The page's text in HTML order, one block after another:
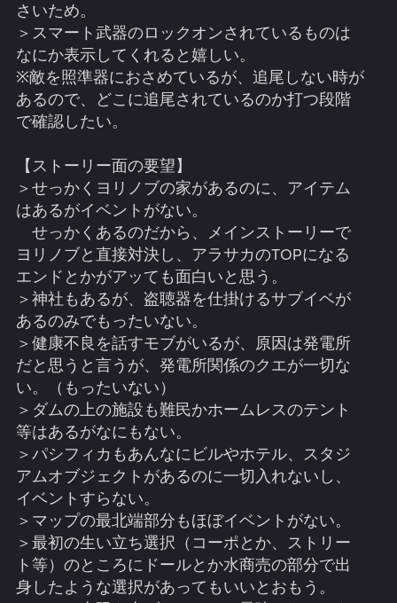
さいため。
＞スマート武器のロックオンされているものは
なにか表示してくれると嬉しい。
※敵を照準器におさめているが、追尾しない時が
あるので、どこに追尾されているのか打つ段階
で確認したい。
【ストーリー面の要望】
＞せっかくヨリノブの家があるのに、アイテム
はあるがイベントがない。
せっかくあるのだから、メインストーリーで
ヨリノブと直接対決し、アラサカのTOPになる
エンドとかがアッても面白いと思う。
＞神社もあるが、盗聴器を仕掛けるサブイベが
あるのみでもったいない。
＞健康不良を話すモブがいるが、原因は発電所
だと思うと言うが、発電所関係のクエが一切な
い。（もったいない）
＞ダムの上の施設も難民かホームレスのテント
等はあるがなにもない。
＞パシフィカもあんなにビルやホテル、スタジ
アムオブジェクトがあるのに一切入れないし、
イベントすらない。
＞マップの最北端部分もほぼイベントがない。
＞最初の生い立ち選択（コーポとか、ストリー
ト等）のところにドールとか水商売の部分で出
身したような選択があってもいいとおもう。